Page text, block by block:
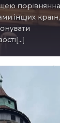
інших країн,